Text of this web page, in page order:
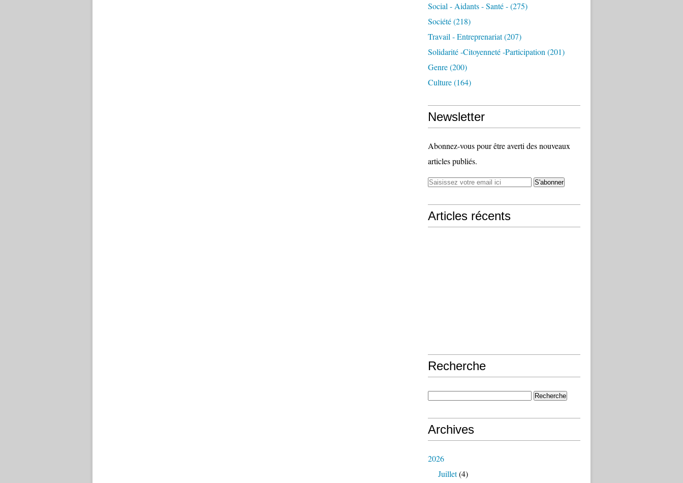
Social - Aidants - Santé -(275)
Société(218)
Travail - Entreprenariat(207)
Solidarité -citoyenneté -participation (201)
Genre(200)
Culture(164)
Newsletter
Abonnez-vous pour être averti des nouveaux
articles publiés.
Articles récents
Recherche
Archives
2026
Juillet(4)